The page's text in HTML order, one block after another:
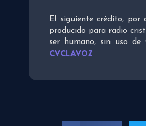
El siguiente crédito, por
producido para radio
ser humano, sin uso
CVCLAVOZ